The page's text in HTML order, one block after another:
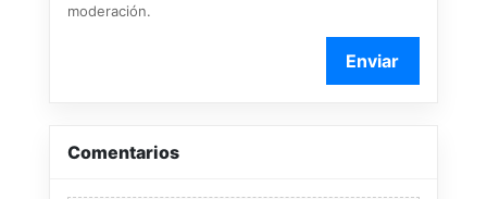
moderación.
Enviar
Comentarios